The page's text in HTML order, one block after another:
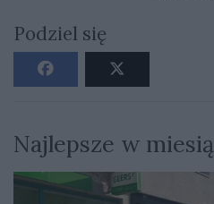
Podziel się
Najlepsze w